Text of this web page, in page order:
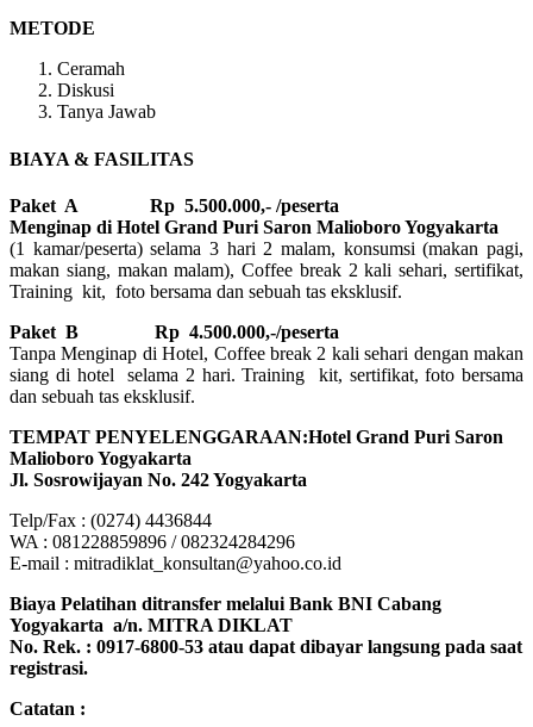
METODE
Ceramah
Diskusi
Tanya Jawab
BIAYA & FASILITAS
Paket A Rp 5.500.000,- /peserta
Menginap di Hotel Grand Puri Saron Malioboro Yogyakarta
(1 kamar/peserta) selama 3 hari 2 malam, konsumsi (makan pagi,
makan siang, makan malam), Coffee break 2 kali sehari, sertifikat,
Training kit, foto bersama dan sebuah tas eksklusif.
Paket B
Rp 4.500.000,-/peserta
Tanpa Menginap di Hotel, Coffee break 2 kali sehari dengan makan
siang di hotel selama 2 hari. Training kit, sertifikat, foto bersama
dan sebuah tas eksklusif.
TEMPAT PENYELENGGARAAN:Hotel Grand Puri Saron
Malioboro Yogyakarta
Jl. Sosrowijayan No. 242 Yogyakarta
Telp/Fax : (0274) 4436844
WA : 081228859896 / 082324284296
E-mail : mitradiklat_konsultan@yahoo.co.id
Biaya Pelatihan ditransfer melalui Bank BNI Cabang
Yogyakarta a/n. MITRA DIKLAT
No. Rek. : 0917-6800-53 atau dapat dibayar langsung pada saat
registrasi.
Catatan :